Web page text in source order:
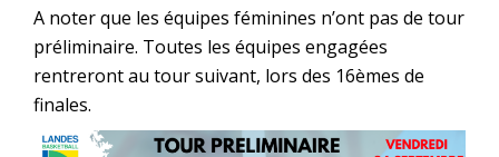
A noter que les équipes féminines n’ont pas de tour
préliminaire. Toutes les équipes engagées
rentreront au tour suivant, lors des 16èmes de
finales.